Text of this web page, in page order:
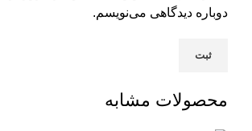
دوباره دیدگاهی می‌نویسم.
محصولات مشابه